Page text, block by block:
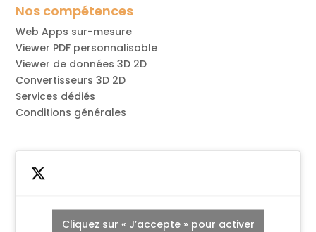
Nos compétences
Web Apps sur-mesure
Viewer PDF personnalisable
Viewer de données 3D 2D
Convertisseurs 3D 2D
Services dédiés
Conditions générales
Cliquez sur « J’accepte » pour activer